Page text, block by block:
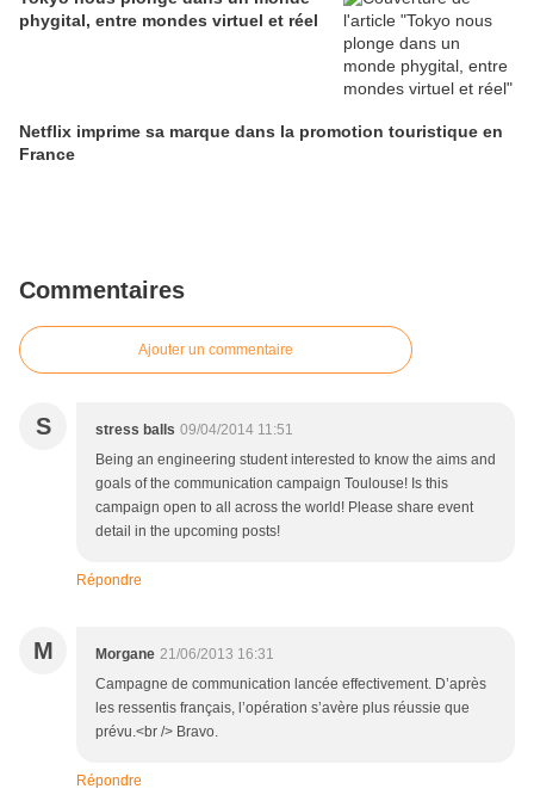
phygital, entre mondes virtuel et réel
Netflix imprime sa marque dans la promotion touristique en
France
Commentaires
Ajouter un commentaire
S stress balls 09/04/2014 11:51
Being an engineering student interested to know the aims and
goals of the communication campaign Toulouse! Is this
campaign open to all across the world! Please share event
detail in the upcoming posts!
Répondre
M Morgane 21/06/2013 16:31
Campagne de communication lancée effectivement. D’après
les ressentis français, l’opération s’avère plus réussie que
prévu.<br /> Bravo.
Répondre